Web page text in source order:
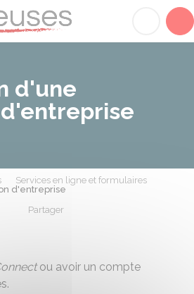
d'une
Services en ligne et formulaires
d'entreprise
Partager
ou avoir un compte